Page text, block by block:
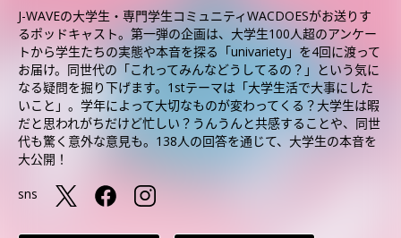
J-WAVEの大学生・専門学生コミュニティWACDOESがお送りす
るポッドキャスト。第一弾の企画は、大学生100人超のアンケー
トから学生たちの実態や本音を探る「univariety」を4回に渡って
お届け。同世代の「これってみんなどうしてるの？」という気に
なる疑問を掘り下げます。1stテーマは「大学生活で大事にした
いこと」。学年によって大切なものが変わってくる？大学生は暇
だと思われがちだけど忙しい？うんうんと共感することや、同世
代も驚く意外な意見も。138人の回答を通じて、大学生の本音を
大公開！
sns